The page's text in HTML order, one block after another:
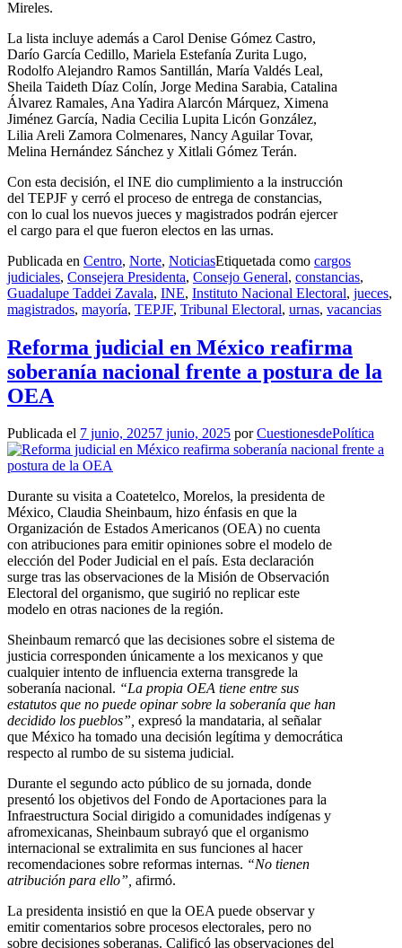
Mireles.
La lista incluye además a Carol Denise Gómez Castro,
Darío García Cedillo, Mariela Estefanía Zurita Lugo,
Rodolfo Alejandro Ramos Santillán, María Valdés Leal,
Sheila Taideth Díaz Colín, Jorge Medina Sarabia, Catalina
Álvarez Ramales, Ana Yadira Alarcón Márquez, Ximena
Jiménez García, Nadia Cecilia Lupita Licón González,
Lilia Areli Zamora Colmenares, Nancy Aguilar Tovar,
Melina Hernández Sánchez y Xitlali Gómez Terán.
Con esta decisión, el INE dio cumplimiento a la instrucción
del TEPJF y cerró el proceso de entrega de constancias,
con lo cual los nuevos jueces y magistrados podrán ejercer
el cargo para el que fueron electos en las urnas.
Publicada en Centro, Norte, NoticiasEtiquetada como cargos
judiciales, Consejera Presidenta, Consejo General, constancias,
Guadalupe Taddei Zavala, INE, Instituto Nacional Electoral, jueces,
magistrados, mayoría, TEPJF, Tribunal Electoral, urnas, vacancias
Reforma judicial en México reafirma
soberanía nacional frente a postura de la
OEA
Publicada el 7 junio, 20257 junio, 2025 porCuestionesdePolítica
Durante su visita a Coatetelco, Morelos, la presidenta de
México, Claudia Sheinbaum, hizo énfasis en que la
Organización de Estados Americanos (OEA) no cuenta
con atribuciones para emitir opiniones sobre el modelo de
elección del Poder Judicial en el país. Esta declaración
surge tras las observaciones de la Misión de Observación
Electoral del organismo, que sugirió no replicar este
modelo en otras naciones de la región.
Sheinbaum remarcó que las decisiones sobre el sistema de
justicia corresponden únicamente a los mexicanos y que
cualquier intento de influencia externa transgrede la
soberanía nacional. “La propia OEA tiene entre sus
estatutos que no puede opinar sobre la soberanía que han
decidido los pueblos”, expresó la mandataria, al señalar
que México ha tomado una decisión legítima y democrática
respecto al rumbo de su sistema judicial.
Durante el segundo acto público de su jornada, donde
presentó los objetivos del Fondo de Aportaciones para la
Infraestructura Social dirigido a comunidades indígenas y
afromexicanas, Sheinbaum subrayó que el organismo
internacional se extralimita en sus funciones al hacer
recomendaciones sobre reformas internas. “No tienen
atribución para ello”, afirmó.
La presidenta insistió en que la OEA puede observar y
emitir comentarios sobre procesos electorales, pero no
sobre decisiones soberanas. Calificó las observaciones del